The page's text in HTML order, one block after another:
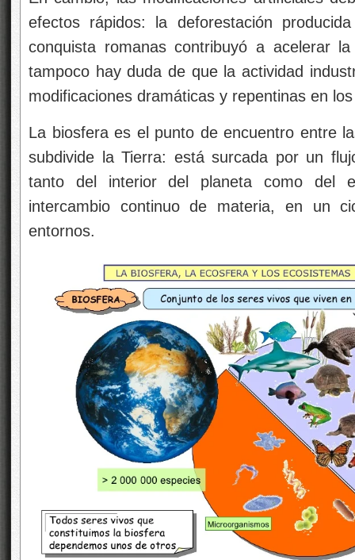
efectos rápidos: la deforestación
conquista romanas contribuyó a acelerar
tampoco hay duda de que la actividad
modificaciones dramáticas y repentinas en
La biosfera es el punto de encuentro entre
subdivide la Tierra: está surcada por un
tanto del interior del planeta como del
intercambio continuo de materia, en un
entornos.